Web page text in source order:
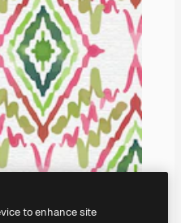
to enhance site